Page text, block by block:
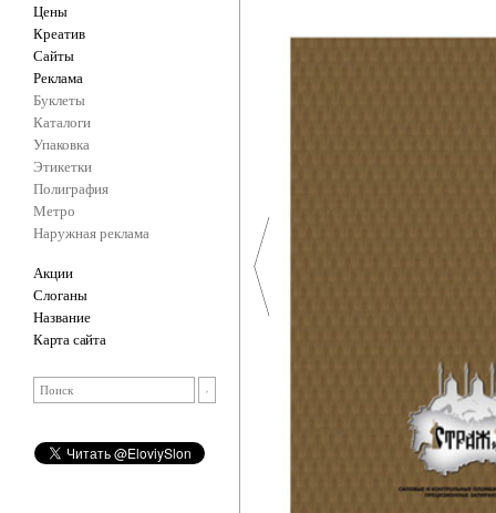
Цены
Креатив
Сайты
Реклама
Буклеты
Каталоги
Упаковка
Этикетки
Полиграфия
Метро
Наружная реклама
Акции
Слоганы
Название
Карта сайта